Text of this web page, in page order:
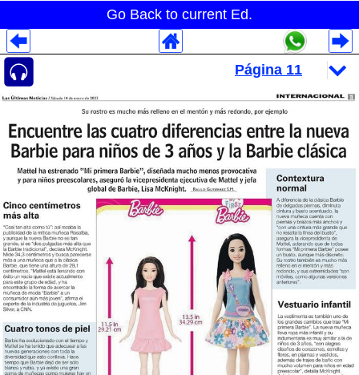
Go Back to current Ed.
Despliegues Analytics
Despliegues Totales
Despliegues por Rubros